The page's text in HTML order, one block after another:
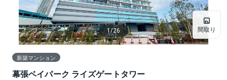
間取り
1/26
新築マンション
幕張ベイパーク ライズゲートタワー